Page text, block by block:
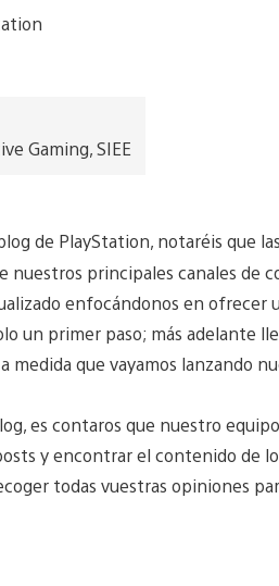
Gaming, SIEE
de PlayStation, notaréis que
nuestros principales canales de
enfocándonos en ofrecer
un primer paso; más adelante
que vayamos lanzando
es contaros que nuestro
y encontrar el contenido de
todas vuestras opiniones